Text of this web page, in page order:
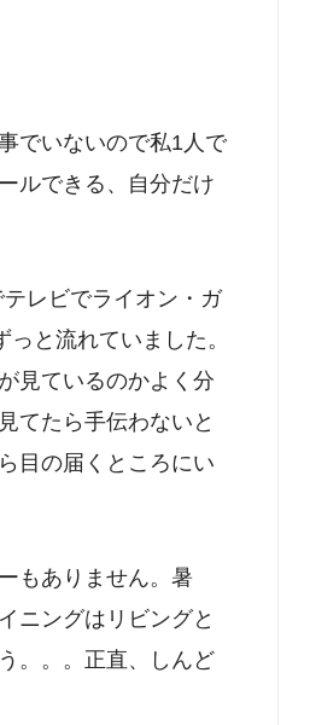
でいないので私1人で
ルできる、自分だけ
レビでライオン・ガ
と流れていました。
見ているのかよく分
てたら手伝わないと
目の届くところにい
もありません。暑
ニングはリビングと
。。。正直、しんど